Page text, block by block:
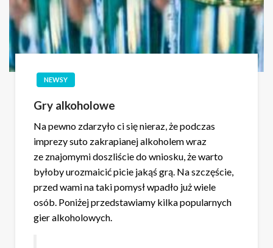
NEWSY
Gry alkoholowe
Na pewno zdarzyło ci się nieraz, że podczas
imprezy suto zakrapianej alkoholem wraz
ze znajomymi doszliście do wniosku, że warto
byłoby urozmaicić picie jakąś grą. Na szczęście,
przed wami na taki pomysł wpadło już wiele
osób. Poniżej przedstawiamy kilka popularnych
gier alkoholowych.